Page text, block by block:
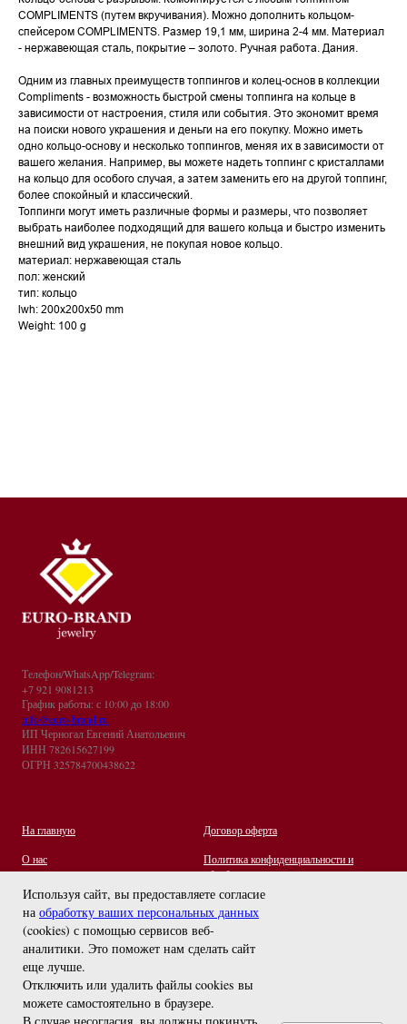
COMPLIMENTS (путем вкручивания). Можно дополнить кольцом-
спейсером COMPLIMENTS. Размер 19,1 мм, ширина 2-4 мм. Материал
- нержавеющая сталь, покрытие – золото. Ручная работа. Дания.
Одним из главных преимуществ топпингов и колец-основ в коллекции
Compliments - возможность быстрой смены топпинга на кольце в
зависимости от настроения, стиля или события. Это экономит время
на поиски нового украшения и деньги на его покупку. Можно иметь
одно кольцо-основу и несколько топпингов, меняя их в зависимости от
вашего желания. Например, вы можете надеть топпинг с кристаллами
на кольцо для особого случая, а затем заменить его на другой топпинг,
более спокойный и классический.
Топпинги могут иметь различные формы и размеры, что позволяет
выбрать наиболее подходящий для вашего кольца и быстро изменить
внешний вид украшения, не покупая новое кольцо.
материал: нержавеющая сталь
пол: женский
тип: кольцо
lwh: 200x200x50 mm
Weight: 100 g
задайте вопрос
Используя сайт, вы предоставляете согласие
на обработку ваших персональных данных
(cookies) с помощью сервисов веб-
аналитики. Это поможет нам сделать сайт
еще лучше.
Отключить или удалить файлы cookies вы
можете самостоятельно в браузере.
Телефон/WhatsApp/Telegram:
+7 921 9081213
График работы: с 10:00 до 18:00
info@euro-brand.ru
ИП Черногал Евгений Анатольевич
ИНН 782615627199
ОГРН 325784700438622
На главную
О нас
Контакты
Отзывы
Договор оферта
Политика конфиденциальности и
обработки персональных данных
Оплата и Доставка